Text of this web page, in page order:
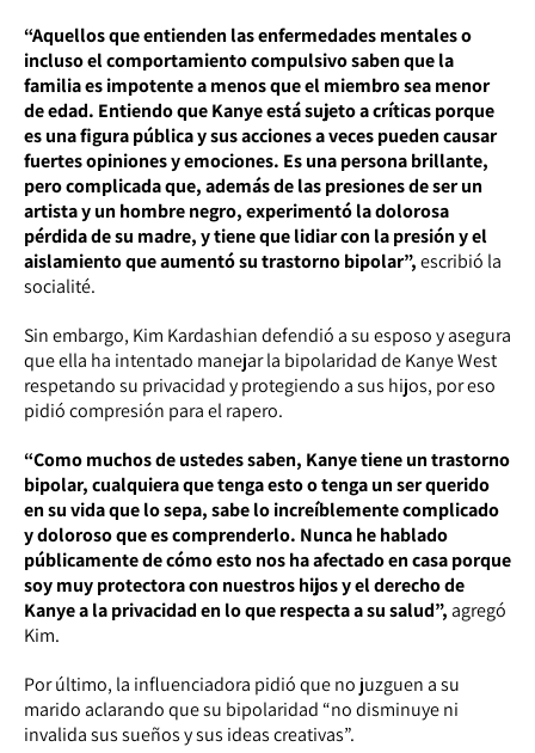
“Aquellos que entienden las enfermedades mentales o
incluso el comportamiento compulsivo saben que la
familia es impotente a menos que el miembro sea menor
de edad. Entiendo que Kanye está sujeto a críticas porque
es una figura pública y sus acciones a veces pueden causar
fuertes opiniones y emociones. Es una persona brillante,
pero complicada que, además de las presiones de ser un
artista y un hombre negro, experimentó la dolorosa
pérdida de su madre, y tiene que lidiar con la presión y el
aislamiento que aumentó su trastorno bipolar”,escribió la
socialité.
Sin embargo, Kim Kardashian defendió a su esposo y asegura
que ella ha intentado manejar la bipolaridad de Kanye West
respetando su privacidad y protegiendo a sus hijos, por eso
pidió compresión para el rapero.
“Como muchos de ustedes saben, Kanye tiene un trastorno
bipolar, cualquiera que tenga esto o tenga un ser querido
en su vida que lo sepa, sabe lo increíblemente complicado
y doloroso que es comprenderlo. Nunca he hablado
públicamente de cómo esto nos ha afectado en casa porque
soy muy protectora con nuestros hijos y el derecho de
Kanye a la privacidad en lo que respecta a su salud”, agregó
Kim.
Por último, la influenciadora pidió que no juzguen a su
marido aclarando que su bipolaridad “no disminuye ni
invalida sus sueños y sus ideas creativas”.